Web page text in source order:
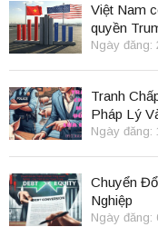
Việt Nam
quyền
Ngày đăng:
Tranh
Pháp Lý
Ngày đăng:
Chuyển
Nghiệp
Ngày đăng: